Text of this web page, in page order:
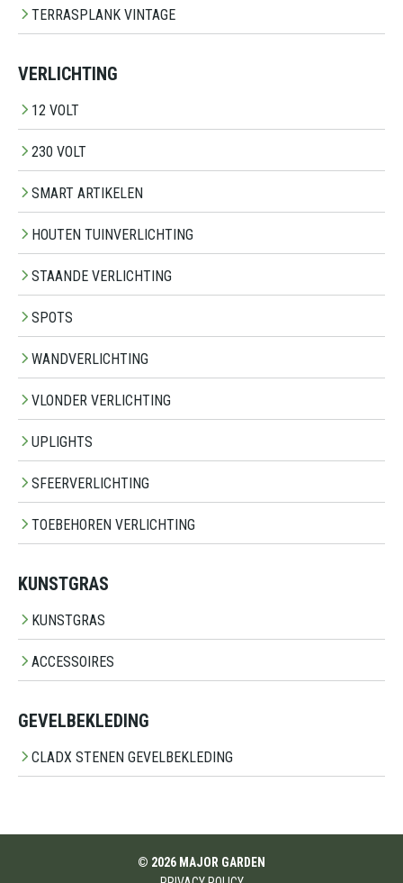
TERRASPLANK VINTAGE
VERLICHTING
12 VOLT
230 VOLT
SMART ARTIKELEN
HOUTEN TUINVERLICHTING
STAANDE VERLICHTING
SPOTS
WANDVERLICHTING
VLONDER VERLICHTING
UPLIGHTS
SFEERVERLICHTING
TOEBEHOREN VERLICHTING
KUNSTGRAS
KUNSTGRAS
ACCESSOIRES
GEVELBEKLEDING
CLADX STENEN GEVELBEKLEDING
© 2026 MAJOR GARDEN